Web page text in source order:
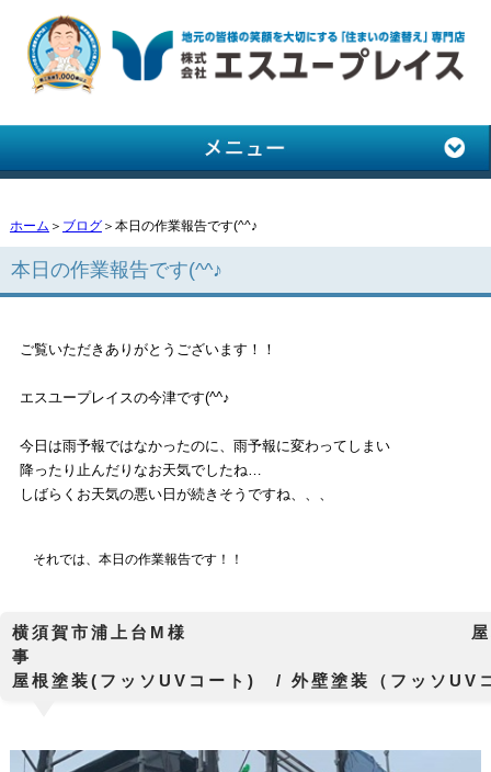
ホーム ＞ ブログ＞本日の作業報告です(^^♪
本日の作業報告です(^^♪
ご覧いただきありがとうございます！！
エスユープレイスの今津です(^^♪
今日は雨予報ではなかったのに、雨予報に変わってしまい
降ったり止んだりなお天気でしたね…
しばらくお天気の悪い日が続きそうですね、、、
それでは、本日の作業報告です！！
横須賀市浦上台M様 屋根・外壁
屋根塗装(フッソUVコート) / 外壁塗装（フッソ